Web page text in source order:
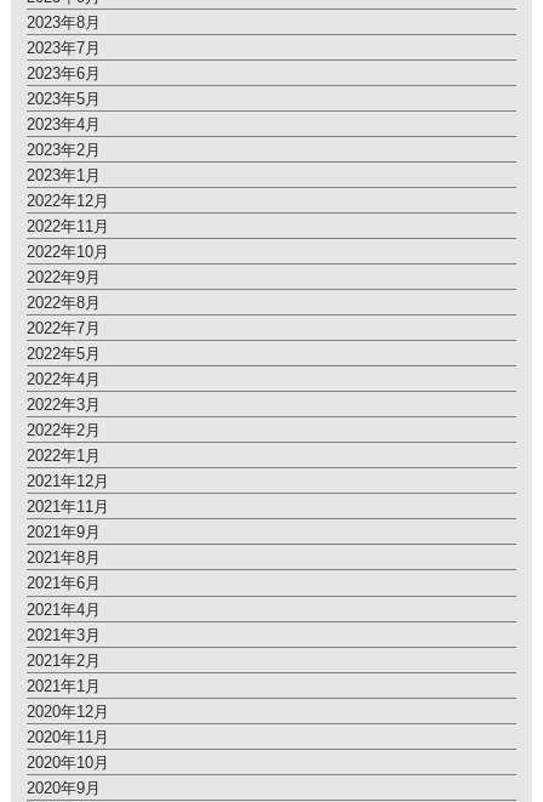
2023年8月
2023年7月
2023年6月
2023年5月
2023年4月
2023年2月
2023年1月
2022年12月
2022年11月
2022年10月
2022年9月
2022年8月
2022年7月
2022年5月
2022年4月
2022年3月
2022年2月
2022年1月
2021年12月
2021年11月
2021年9月
2021年8月
2021年6月
2021年4月
2021年3月
2021年2月
2021年1月
2020年12月
2020年11月
2020年10月
2020年9月